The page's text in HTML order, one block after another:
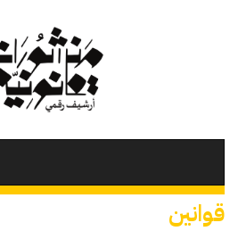
قوانين